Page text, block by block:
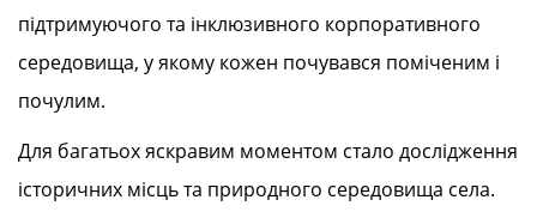
підтримуючого та інклюзивного корпоративного
середовища, у якому кожен почувався поміченим і
почулим.
Для багатьох яскравим моментом стало дослідження
історичних місць та природного середовища села.